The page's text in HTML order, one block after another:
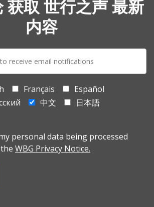
获取 世行之声 最新
内容
Français
Español
中文
日本語
personal data being processed
WBG Privacy Notice.